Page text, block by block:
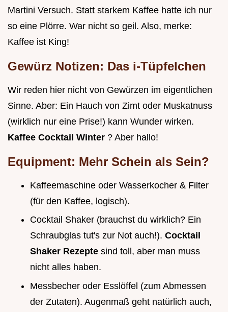
Martini Versuch. Statt starkem Kaffee hatte ich nur
so eine Plörre. War nicht so geil. Also, merke:
Kaffee ist King!
Gewürz Notizen: Das i-Tüpfelchen
Wir reden hier nicht von Gewürzen im eigentlichen
Sinne. Aber: Ein Hauch von Zimt oder Muskatnuss
(wirklich nur eine Prise!) kann Wunder wirken.
Kaffee Cocktail Winter ? Aber hallo!
Equipment: Mehr Schein als Sein?
Kaffeemaschine oder Wasserkocher & Filter
(für den Kaffee, logisch).
Cocktail Shaker (brauchst du wirklich? Ein
Schraubglas tut's zur Not auch!). Cocktail
Shaker Rezepte sind toll, aber man muss
nicht alles haben.
Messbecher oder Esslöffel (zum Abmessen
der Zutaten). Augenmaß geht natürlich auch,